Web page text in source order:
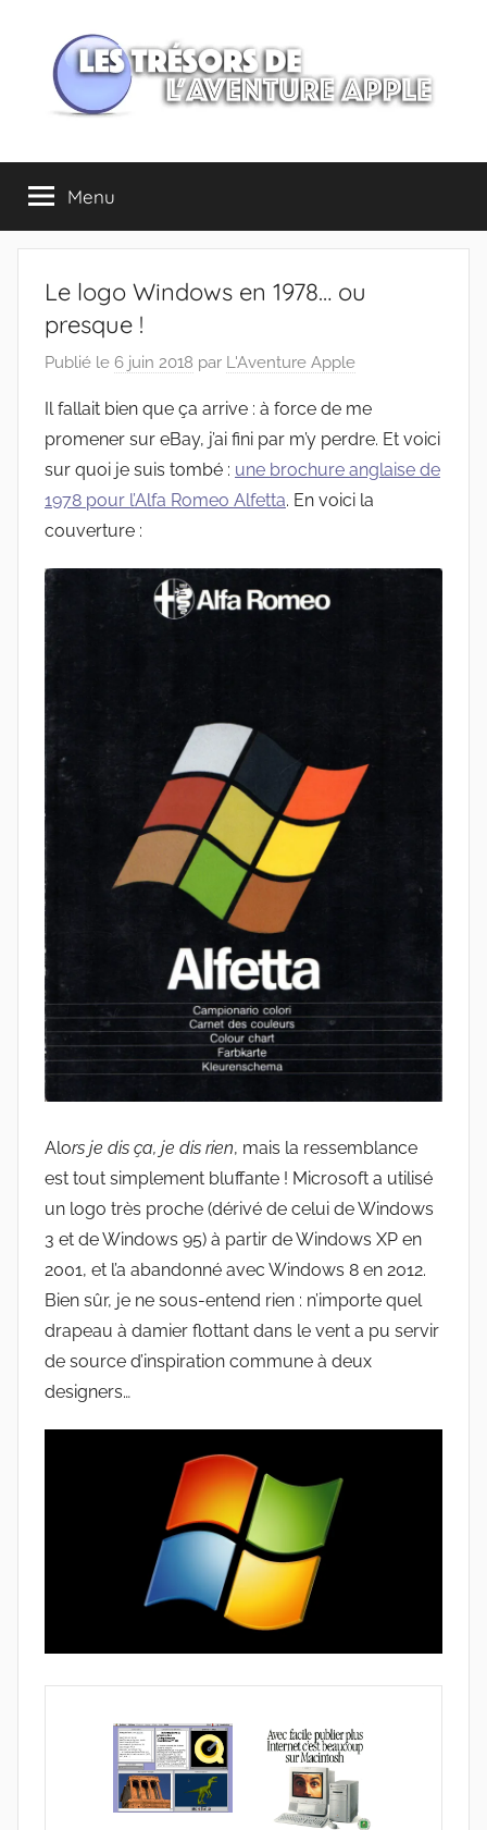
contenu
Les
trésors
de
l'Aventure
Apple
Menu
Le logo Windows en 1978… ou
presque !
Publié le 6 juin 2018 par L'Aventure Apple
Il fallait bien que ça arrive : à force de me
promener sur eBay, j’ai fini par m’y perdre. Et voici
sur quoi je suis tombé : une brochure anglaise de
1978 pour l’Alfa Romeo Alfetta. En voici la
couverture :
Alors je dis ça, je dis rien, mais la ressemblance
est tout simplement bluffante ! Microsoft a utilisé
un logo très proche (dérivé de celui de Windows
3 et de Windows 95) à partir de Windows XP en
2001, et l’a abandonné avec Windows 8 en 2012.
Bien sûr, je ne sous-entend rien : n’importe quel
drapeau à damier flottant dans le vent a pu servir
de source d’inspiration commune à deux
designers…